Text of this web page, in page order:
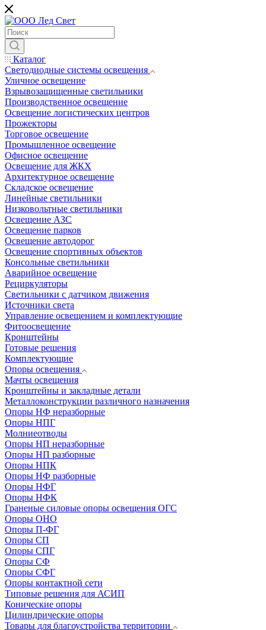
Каталог
Светодиодные системы освещения
Уличное освещение
Взрывозащищенные светильники
Производственное освещение
Освещение логистических центров
Прожекторы
Торговое освещение
Промышленное освещение
Офисное освещение
Освещение для ЖКХ
Архитектурное освещение
Складское освещение
Линейные светильники
Низковольтные светильники
Освещение АЗС
Освещение парков
Освещение автодорог
Освещение спортивных объектов
Консольные светильники
Аварийное освещение
Рециркуляторы
Светильники с датчиком движения
Источники света
Управление освещением и комплектующие
Фитоосвещение
Кронштейны
Готовые решения
Комплектующие
Опоры освещения
Мачты освещения
Кронштейны и закладные детали
Металлоконструкции различного назначения
Опоры НФ неразборные
Опоры НПГ
Молниеотводы
Опоры НП неразборные
Опоры НП разборные
Опоры НПК
Опоры НФ разборные
Опоры НФГ
Опоры НФК
Граненые силовые опоры освещения ОГС
Опоры ОНО
Опоры П-ФГ
Опоры СП
Опоры СПГ
Опоры СФ
Опоры СФГ
Опоры контактной сети
Типовые решения для АСИП
Конические опоры
Цилиндрические опоры
Товары для благоустройства территории